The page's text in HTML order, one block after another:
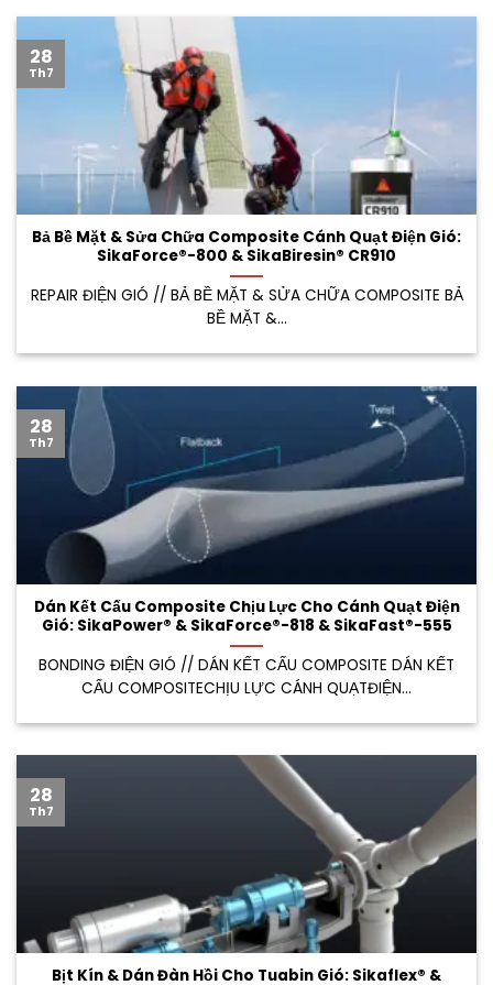
Bả Bề Mặt & Sửa Chữa Composite Cánh Quạt Điện Gió:
SikaForce®-800 & SikaBiresin® CR910
REPAIR ĐIỆN GIÓ // BẢ BỀ MẶT & SỬA CHỮA COMPOSITE BẢ
BỀ MẶT &...
28
Th7
Dán Kết Cấu Composite Chịu Lực Cho Cánh Quạt Điện
Gió: SikaPower® & SikaForce®-818 & SikaFast®-555
BONDING ĐIỆN GIÓ // DÁN KẾT CẤU COMPOSITE DÁN KẾT
CẤU COMPOSITECHỊU LỰC CÁNH QUẠTĐIỆN...
28
Th7
Bịt Kín & Dán Đàn Hồi Cho Tuabin Gió: Sikaflex® &
28
Th7